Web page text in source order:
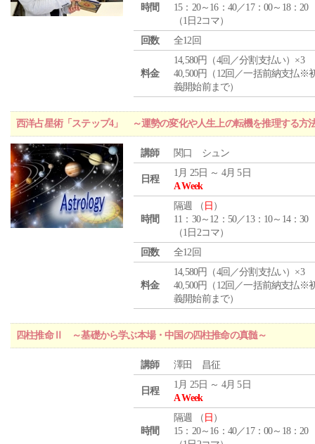
時間
15：20～16：40／17：00～18：20
（1日2コマ）
回数
全12回
料金
14,580円（4回／分割支払い）×3
40,500円（12回／一括前納支払※
義開始前まで）
西洋占星術「ステップ4」 ～運勢の変化や人生上の転機を推理する方
講師 関口 シュン
日程
1月 25日 ～ 4月 5日
A Week
時間
隔週 （ 日 ）
11：30～12：50／13：10～14：30
（1日2コマ）
回数
全12回
料金
14,580円（4回／分割支払い）×3
40,500円（12回／一括前納支払※
義開始前まで）
四柱推命Ⅱ ～基礎から学ぶ本場・中国の四柱推命の真髄～
講師 澤田 昌征
日程
1月 25日 ～ 4月 5日
A Week
時間
隔週 （ 日 ）
15：20～16：40／17：00～18：20